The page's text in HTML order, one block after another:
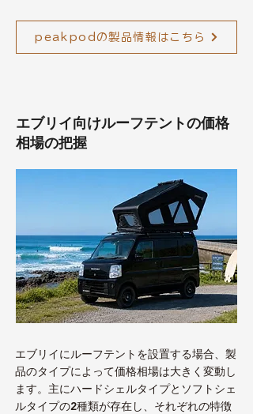
peakpodの製品情報はこちら
エブリイ向けルーフテントの価格
相場の把握
エブリイにルーフテントを設置する場合、製
品のタイプによって価格相場は大きく変動し
ます。主にハードシェルタイプとソフトシェ
ルタイプの2種類が存在し、それぞれの特徴